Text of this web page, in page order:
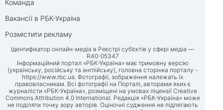
Команда
Вакансії в РБК-Україна
Розмістити рекламу
Ідентифікатор онлайн-медіа в Реєстрі суб’єктів у сфері медіа —
R40-05347
Інформаційний портал «РБК-Україна» має тримовну версію
(українську, російську та англійську), головна сторінка порталу -
https://www.rbc.ua. Фотографії, зображення належать їх
правовласникам. Всі фотографії на Порталі, авторами яких є
журналісти «РБК-Україна», розміщені на умовах ліцензії Creative
Commons Attribution 4.0 International. Редакція «РБК-Україна» може
не поділяти точку зору авторів. Оціночні судження не підлягають